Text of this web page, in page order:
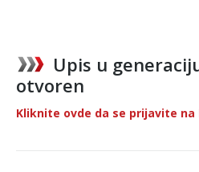
Upis u
otvoren
Kliknite ovde da se prijavite na